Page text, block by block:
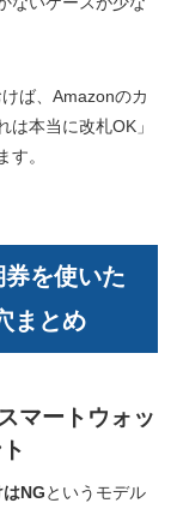
ば、Amazonのカ
本当に改札OK」
。
を使いた
まとめ
マートウォッ
NGというモデル